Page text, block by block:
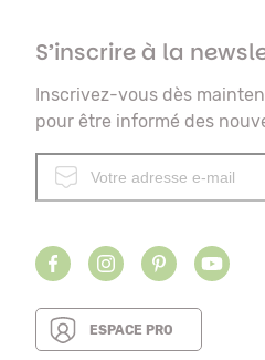
S’inscrire à la
Inscrivez-vous dès
pour être informé des
ESPACE PRO